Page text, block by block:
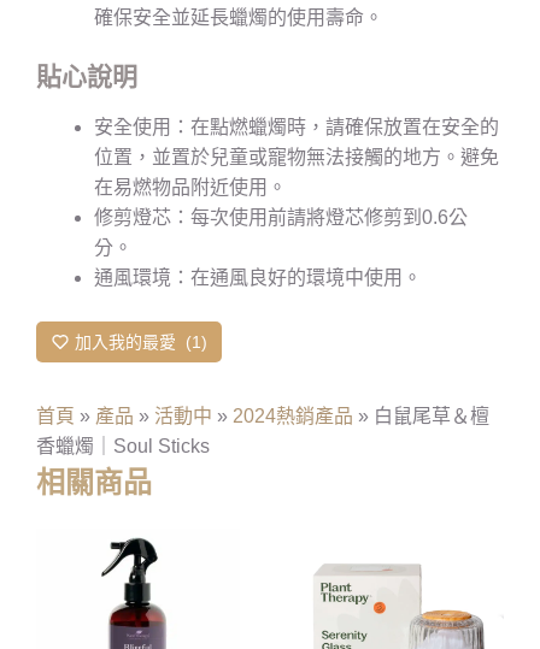
確保安全並延長蠟燭的使用壽命。
貼心說明
安全使用：在點燃蠟燭時，請確保放置在安全的
位置，並置於兒童或寵物無法接觸的地方。避免
在易燃物品附近使用。
修剪燈芯：每次使用前請將燈芯修剪到0.6公
分。
通風環境：在通風良好的環境中使用。
加入我的最愛 1
首頁 » 產品 » 活動中 » 2024熱銷產品 » 白鼠尾草＆檀
香蠟燭｜Soul Sticks
相關商品